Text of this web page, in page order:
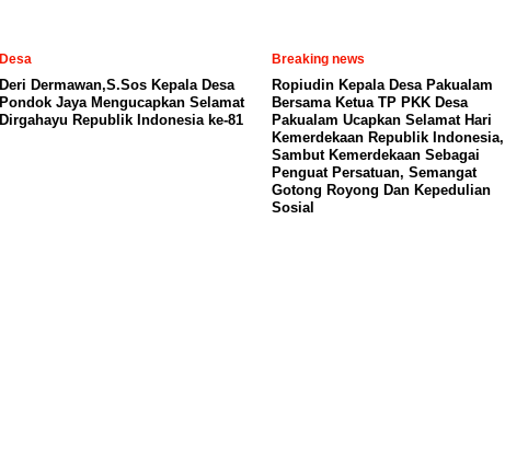
Desa
Deri Dermawan,S.Sos Kepala Desa
Pondok Jaya Mengucapkan Selamat
Dirgahayu Republik Indonesia ke-81
Breaking news
Ropiudin Kepala Desa Pakualam
Bersama Ketua TP PKK Desa
Pakualam Ucapkan Selamat Hari
Kemerdekaan Republik Indonesia,
Sambut Kemerdekaan Sebagai
Penguat Persatuan, Semangat
Gotong Royong Dan Kepedulian
Sosial